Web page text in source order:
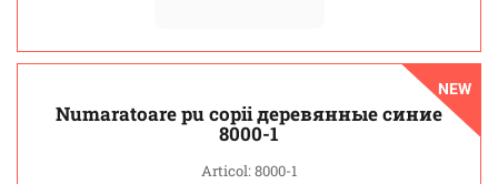
NEW
Numaratoare pu copii деревянные синие
8000-1
Articol: 8000-1